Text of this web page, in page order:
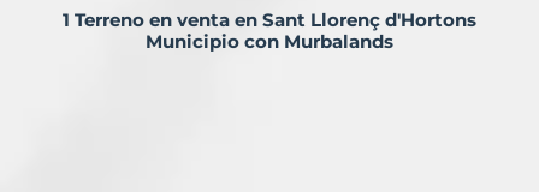
1 Terreno en venta en Sant Llorenç d'Hortons
Municipio con Murbalands